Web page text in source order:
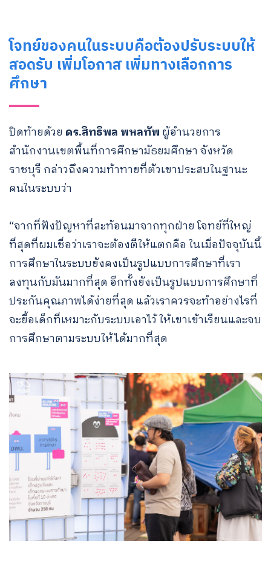
โจทย์ของคนในระบบคือต้องปรับระบบให้
สอดรับ เพิ่มโอกาส เพิ่มทางเลือกการ
ศึกษา
ปิดท้ายด้วย ดร.สิทธิพล พหลทัพ ผู้อำนวยการ
สำนักงานเขตพื้นที่การศึกษามัธยมศึกษา จังหวัด
ราชบุรี กล่าวถึงความท้าทายที่ตัวเขาประสบในฐานะ
คนในระบบว่า
“จากที่ฟังปัญหาที่สะท้อนมาจากทุกฝ่าย โจทย์ที่ใหญ่
ที่สุดที่ผมเชื่อว่าเราจะต้องตีให้แตกคือ ในเมื่อปัจจุบันนี้
การศึกษาในระบบยังคงเป็นรูปแบบการศึกษาที่เรา
ลงทุนกับมันมากที่สุด อีกทั้งยังเป็นรูปแบบการศึกษาที่
ประกันคุณภาพได้ง่ายที่สุด แล้วเราควรจะทำอย่างไรที่
จะยื้อเด็กที่เหมาะกับระบบเอาไว้ ให้เขาเข้าเรียนและจบ
การศึกษาตามระบบให้ได้มากที่สุด